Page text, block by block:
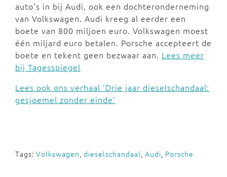
auto's in bij Audi, ook een dochteronderneming
van Volkswagen. Audi kreeg al eerder een
boete van 800 miljoen euro. Volkswagen moest
één miljard euro betalen. Porsche accepteert de
boete en tekent geen bezwaar aan. Lees meer
bij Tagesspiegel
Lees ook ons verhaal 'Drie jaar dieselschandaal:
gesjoemel zonder einde'
Tags: Volkswagen, dieselschandaal, Audi, Porsche